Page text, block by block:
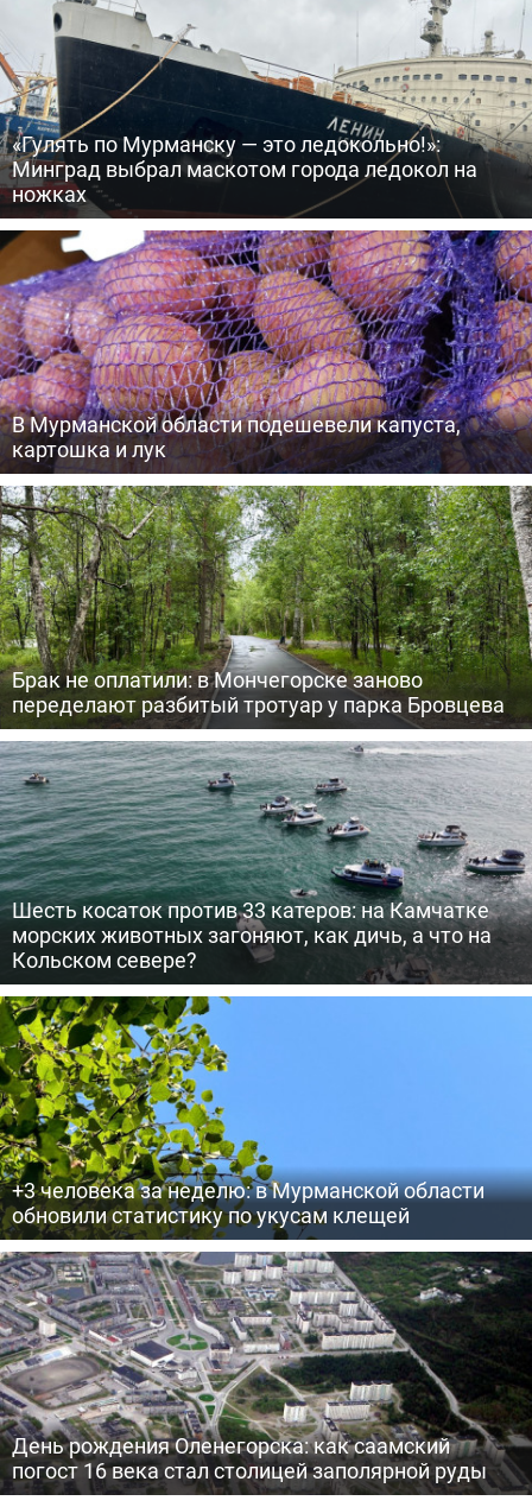
«Гулять по Мурманску — это ледокольно!»:
Минград выбрал маскотом города ледокол на
ножках
В Мурманской области подешевели капуста,
картошка и лук
Брак не оплатили: в Мончегорске заново
переделают разбитый тротуар у парка Бровцева
Шесть косаток против 33 катеров: на Камчатке
морских животных загоняют, как дичь, а что на
Кольском севере?
+3 человека за неделю: в Мурманской области
обновили статистику по укусам клещей
День рождения Оленегорска: как саамский
погост 16 века стал столицей заполярной руды